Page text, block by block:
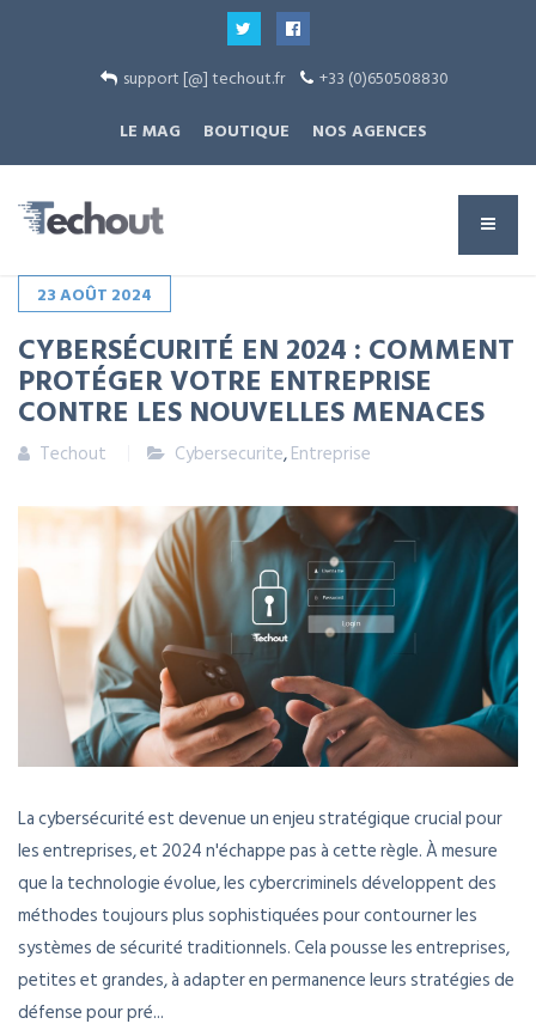
support [@] techout.fr
+33 (0)650508830
LE MAG
BOUTIQUE NOS AGENCES
23AOÛT 2024
CYBERSÉCURITÉ EN 2024 : COMMENT
PROTÉGER VOTRE ENTREPRISE
CONTRE LES NOUVELLES MENACES
Techout Cybersecurite,Entreprise
La cybersécurité est devenue un enjeu stratégique crucial pour
les entreprises, et 2024 n'échappe pas à cette règle. À mesure
que la technologie évolue, les cybercriminels développent des
méthodes toujours plus sophistiquées pour contourner les
systèmes de sécurité traditionnels. Cela pousse les entreprises,
petites et grandes, à adapter en permanence leurs stratégies de
défense pour pré...